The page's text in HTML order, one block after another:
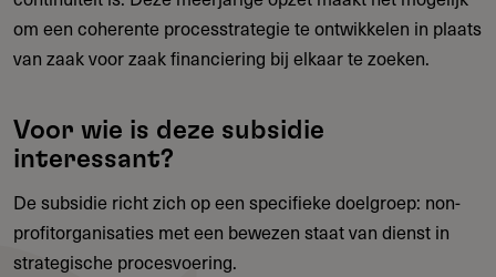
om een coherente processtrategie te ontwikkelen in plaats
van zaak voor zaak financiering bij elkaar te zoeken.
Voor wie is deze subsidie
interessant?
De subsidie richt zich op een specifieke doelgroep: non-
profitorganisaties met een bewezen staat van dienst in
strategische procesvoering.